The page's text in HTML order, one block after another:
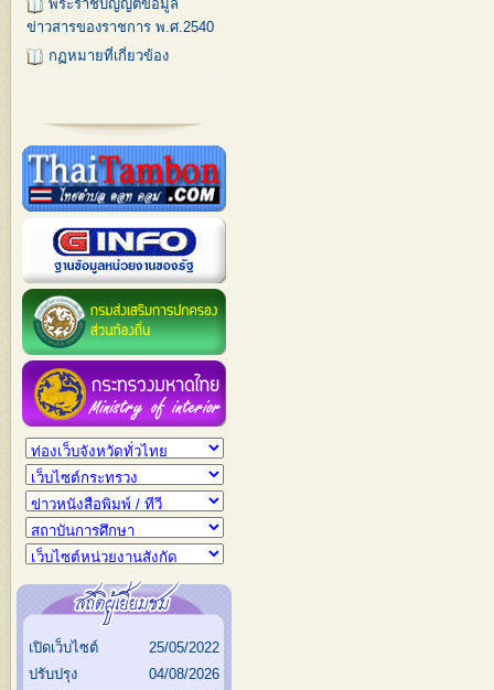
พระราชบัญญัติข้อมูล
ข่าวสารของราชการ พ.ศ.2540
กฏหมายที่เกี่ยวข้อง
เปิดเว็บไซต์
25/05/2022
ปรับปรุง
04/08/2026